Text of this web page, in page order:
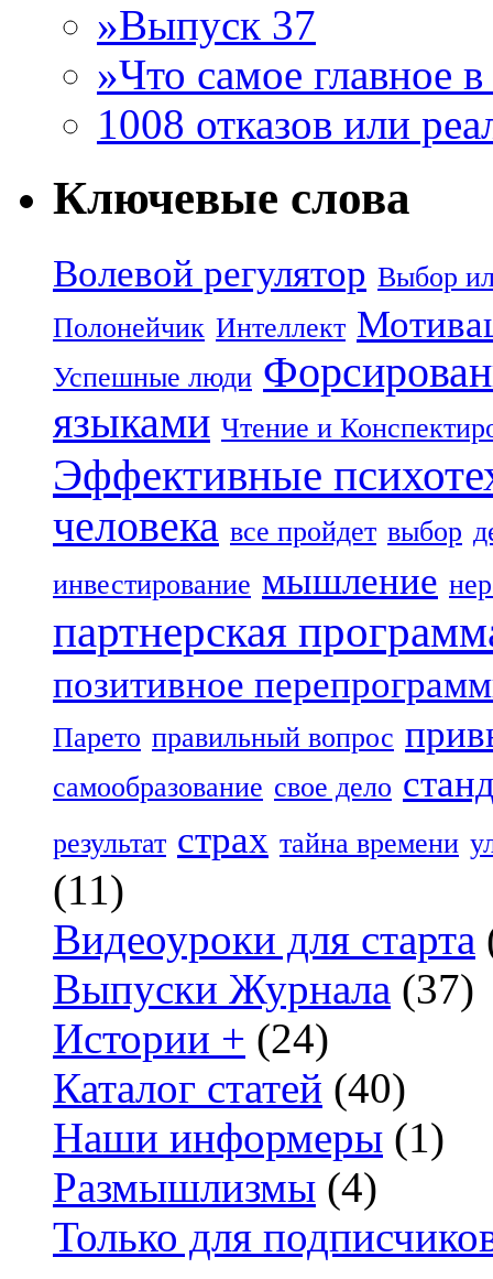
»Выпуск 37
»Что самое главное
1008 отказов или
Ключевые слова
Волевой регулятор Выбор
Полонейчик Интеллект
Успешные люди
языками Чтение и
Эффективные
человека все пройдет выбор
инвестирование мышление
партнерская
позитивное
Парето правильный вопрос
самообразование свое дело
результат страх тайна времени
(11)
Видеоуроки для старта
Выпуски Журнала (37)
Истории + (24)
Каталог статей (40)
Наши информеры (1)
Размышлизмы (4)
Только для